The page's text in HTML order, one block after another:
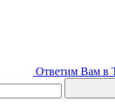
Ответим Вам в